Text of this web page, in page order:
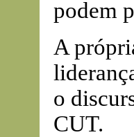
podem
A
o
CUT.